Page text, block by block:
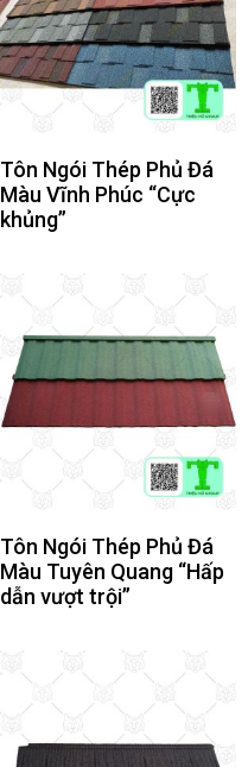
Tôn Ngói Thép Phủ Đá
Màu Vĩnh Phúc “Cực
khủng”
Tôn Ngói Thép Phủ Đá
Màu Tuyên Quang “Hấp
dẫn vượt trội”